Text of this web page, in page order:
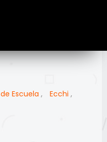
Escuela , Ecchi ,